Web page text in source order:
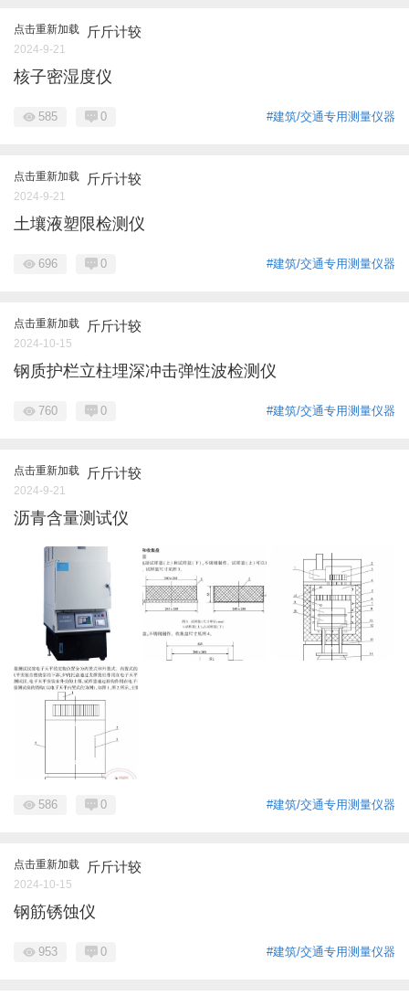
点击重新加载 斤斤计较
2024-9-21
核子密湿度仪
#建筑/交通专用测量仪器
585 0
点击重新加载 斤斤计较
2024-9-21
土壤液塑限检测仪
#建筑/交通专用测量仪器
696 0
点击重新加载 斤斤计较
2024-10-15
钢质护栏立柱埋深冲击弹性波检测仪
#建筑/交通专用测量仪器
760 0
点击重新加载 斤斤计较
2024-9-21
沥青含量测试仪
#建筑/交通专用测量仪器
586 0
点击重新加载 斤斤计较
2024-10-15
钢筋锈蚀仪
#建筑/交通专用测量仪器
953 0